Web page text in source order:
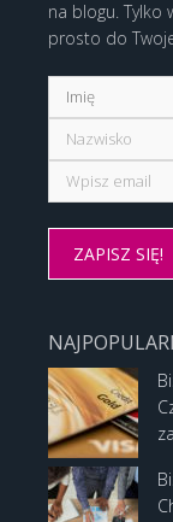
na blogu.
prosto do